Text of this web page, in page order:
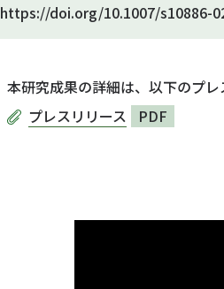
https://doi.org/10.1007/s10886-
本研究成果の詳細は、以下のプレ
プレスリリース
PDF